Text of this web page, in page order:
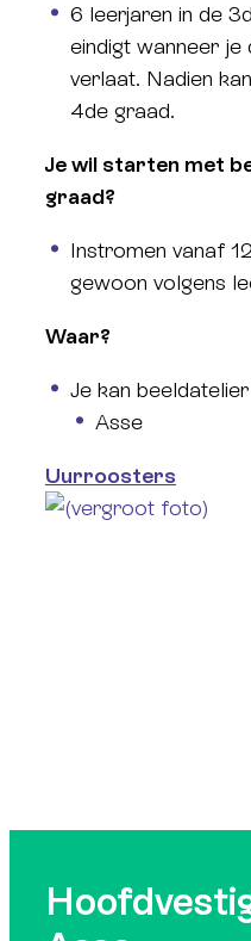
6 leerjaren in de
eindigt wanneer
verlaat. Nadien
4de graad.
Je wil starten met
graad?
Instromen vanaf
gewoon volgens
Waar?
Je kan
Asse
Uurroosters